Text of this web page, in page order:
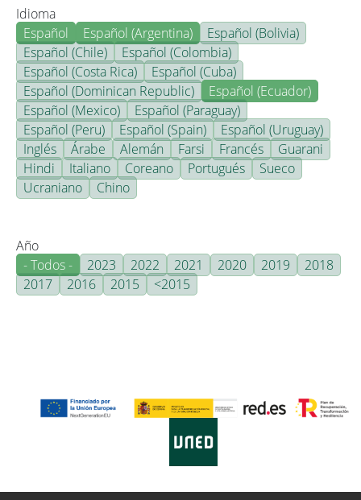
Idioma
Español
Español (Argentina)
Español (Bolivia)
Español (Chile)
Español (Colombia)
Español (Costa Rica)
Español (Cuba)
Español (Dominican Republic)
Español (Ecuador)
Español (Mexico)
Español (Paraguay)
Español (Peru)
Español (Spain)
Español (Uruguay)
Inglés
Árabe Alemán Farsi Francés
Guarani
Hindi
Italiano Coreano Portugués
Sueco
Ucraniano
Chino
Año
- Todos -
2023 2022 2021 2020 2019
2018
2017
2016 2015 <2015